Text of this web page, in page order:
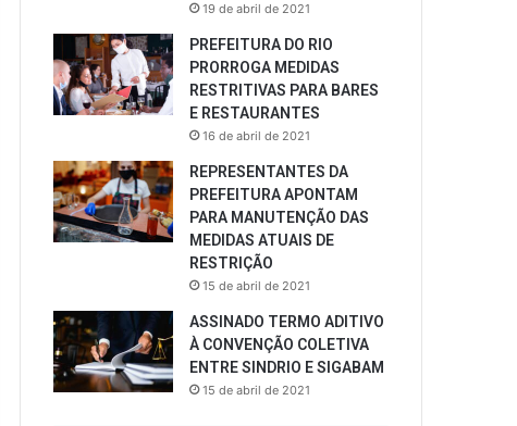
19 de abril de 2021
PREFEITURA DO RIO
PRORROGA MEDIDAS
RESTRITIVAS PARA BARES
E RESTAURANTES
16 de abril de 2021
REPRESENTANTES DA
PREFEITURA APONTAM
PARA MANUTENÇÃO DAS
MEDIDAS ATUAIS DE
RESTRIÇÃO
15 de abril de 2021
ASSINADO TERMO ADITIVO
À CONVENÇÃO COLETIVA
ENTRE SINDRIO E SIGABAM
15 de abril de 2021